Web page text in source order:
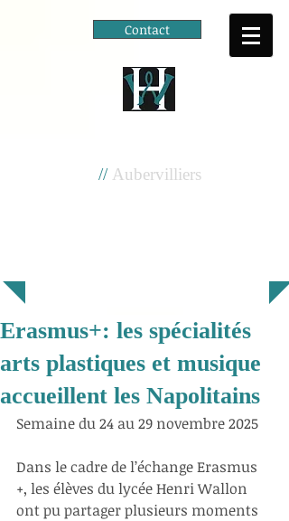
Contact
//Aubervilliers
Erasmus+: les spécialités
arts plastiques et musique
accueillent les Napolitains
Semaine du 24 au 29 novembre 2025
Dans le cadre de l’échange Erasmus
+, les élèves du lycée Henri Wallon
ont pu partager plusieurs moments